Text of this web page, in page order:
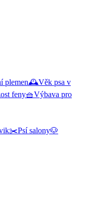
plemen🕰️Věk psa v
feny🧺Výbava pro
✂️Psí salony🐶